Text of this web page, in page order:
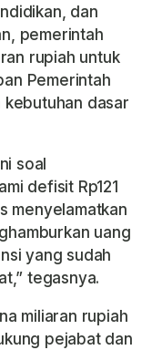
dan
pemerintah
rupiah untuk
Pemerintah
kebutuhan dasar
soal
defisit Rp121
menyelamatkan
uang
yang sudah
tegasnya.
miliaran rupiah
pejabat dan